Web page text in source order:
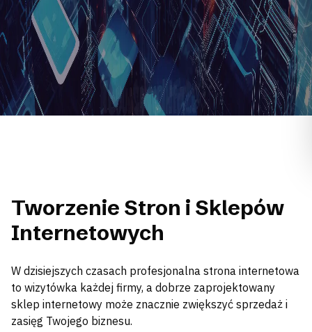
Tworzenie Stron i Sklepów
Internetowych
W dzisiejszych czasach profesjonalna strona internetowa
to wizytówka każdej firmy, a dobrze zaprojektowany
sklep internetowy może znacznie zwiększyć sprzedaż i
zasięg Twojego biznesu.